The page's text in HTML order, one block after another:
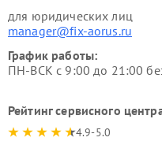
для юридических лиц
manager@fix-aorus.ru
График работы:
ПН-ВСК с 9:00 до 21:00
Рейтинг сервисного
4.9-5.0